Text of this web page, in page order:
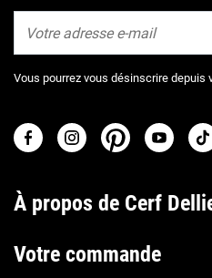
Vous pourrez vous désinscrire depuis
À propos de Cerf
Votre commande